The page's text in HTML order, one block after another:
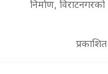
निर्माण,